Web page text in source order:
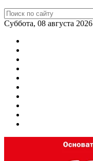
Суббота, 08 августа 2026